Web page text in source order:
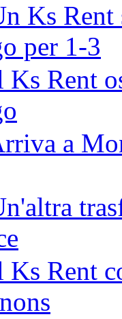
Ks Rent
per 1-3
Ks Rent
a
Ks Rent